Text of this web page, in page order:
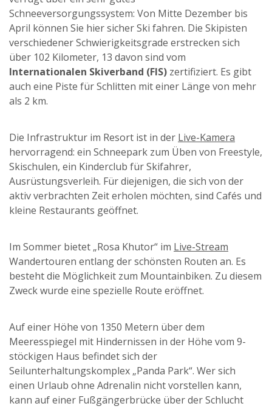
Schneeversorgungssystem: Von Mitte Dezember bis
April können Sie hier sicher Ski fahren. Die Skipisten
verschiedener Schwierigkeitsgrade erstrecken sich
über 102 Kilometer, 13 davon sind vom
Internationalen Skiverband (FIS) zertifiziert. Es gibt
auch eine Piste für Schlitten mit einer Länge von mehr
als 2 km.
Die Infrastruktur im Resort ist in der Live-Kamera
hervorragend: ein Schneepark zum Üben von Freestyle,
Skischulen, ein Kinderclub für Skifahrer,
Ausrüstungsverleih. Für diejenigen, die sich von der
aktiv verbrachten Zeit erholen möchten, sind Cafés und
kleine Restaurants geöffnet.
Im Sommer bietet „Rosa Khutor“ im Live-Stream
Wandertouren entlang der schönsten Routen an. Es
besteht die Möglichkeit zum Mountainbiken. Zu diesem
Zweck wurde eine spezielle Route eröffnet.
Auf einer Höhe von 1350 Metern über dem
Meeresspiegel mit Hindernissen in der Höhe vom 9-
stöckigen Haus befindet sich der
Seilunterhaltungskomplex „Panda Park“. Wer sich
einen Urlaub ohne Adrenalin nicht vorstellen kann,
kann auf einer Fußgängerbrücke über der Schlucht